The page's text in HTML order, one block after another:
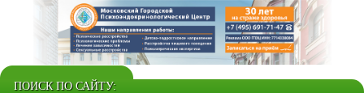
ПОИСК ПО САЙТУ: